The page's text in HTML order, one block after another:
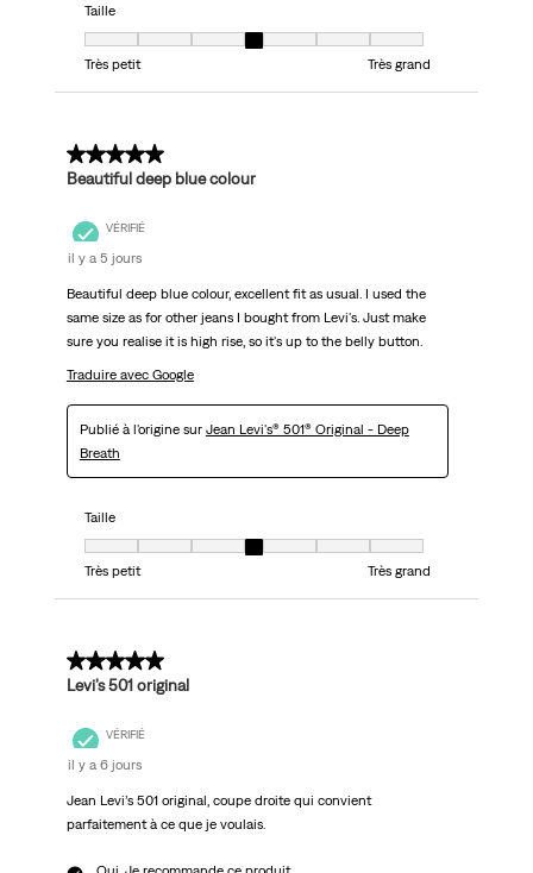
Taille
Taille, 4 sur 7, où 1 est égal à Très petit et 7 est égal à Très grand
Très petit
Très grand
5 sur 5 étoiles.
Beautiful deep blue colour
VÉRIFIÉ
il y a 5 jours
Beautiful deep blue colour, excellent fit as usual. I used the
same size as for other jeans I bought from Levi's. Just make
sure you realise it is high rise, so it's up to the belly button.
Traduire avec Google
Publié à l'origine sur Jean Levi's® 501® Original - Deep
Breath
Taille
Taille, 4 sur 7, où 1 est égal à Très petit et 7 est égal à Très grand
Très petit
Très grand
5 sur 5 étoiles.
Levi’s 501 original
VÉRIFIÉ
il y a 6 jours
Jean Levi’s 501 original, coupe droite qui convient
parfaitement à ce que je voulais.